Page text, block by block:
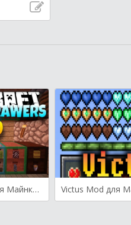
Storage Drawers для Майнкрафт [1.19.2, 1.19, 1.18.2]